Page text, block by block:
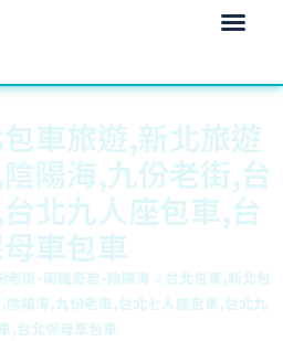
車旅遊,新北旅遊
陽海,九份老街,台
北九人座包車,台
車包車
老街-南雅奇岩-陰陽海 » 台北包車,新北包
陽海,九份老街,台北七人座包車,台北九
,台北保母車包車